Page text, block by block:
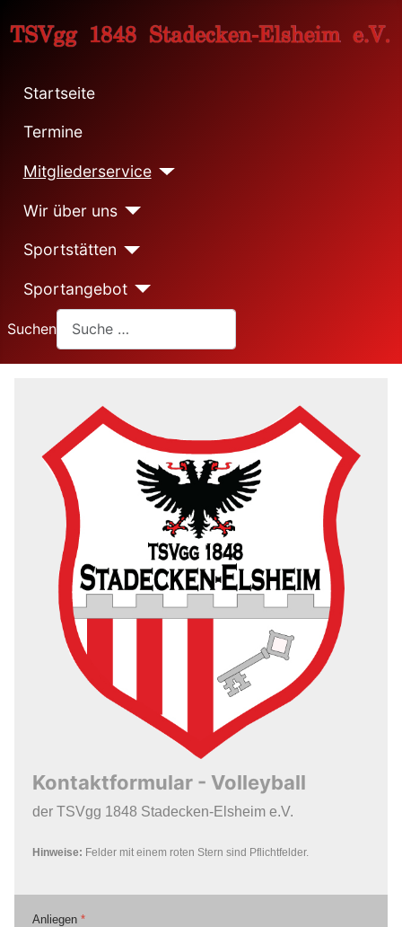
Startseite
Termine
Mitgliederservice
Wir über uns
Sportstätten
Sportangebot
Suchen
Kontaktformular - Volleyball
der TSVgg 1848 Stadecken-Elsheim e.V.
Hinweise: Felder mit einem roten Stern sind Pflichtfelder.
Anliegen *